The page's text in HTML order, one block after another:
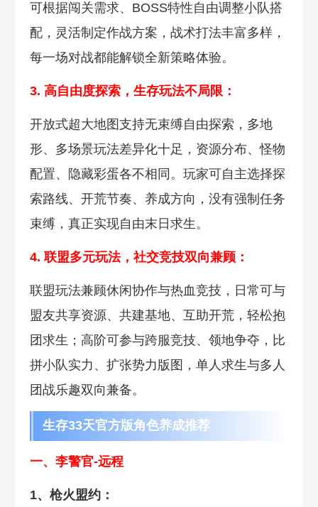
可根据闯关需求、BOSS特性自由调整小队搭
配，灵活制定作战方案，战术打法丰富多样，
每一场对战都能解锁全新策略体验。
3. 高自由度探索，生存玩法不局限：
开放式超大地图支持无束缚自由探索，多地
形、多场景玩法差异化十足，资源分布、怪物
配置、隐藏彩蛋各不相同。玩家可自主选择探
索路线、开荒节奏、养成方向，没有强制任务
束缚，真正实现自由末日求生。
4. 联盟多元玩法，社交竞技双向兼顾：
联盟玩法兼顾休闲协作与热血竞技 ，日常可与
盟友共享资源、共建基地、互助开荒，轻松抱
团求生；高阶可参与跨服竞技、领地争夺，比
拼小队实力、扩张势力版图，单人求生与多人
团战乐趣双向兼备。
生存33天官方版角色养成推荐
一、李警官-远程
1、枪火盟约：